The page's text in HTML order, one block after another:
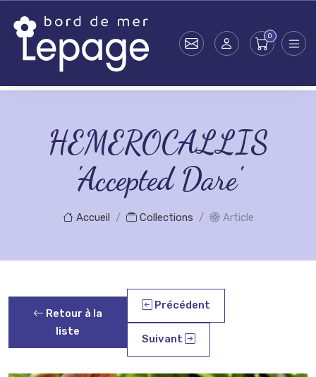
HEMEROCALLIS
'Accepted Dare'
Accueil Collections Article
Retour à la
liste
Précédent
Suivant